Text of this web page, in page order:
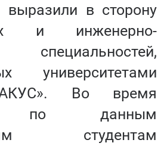
выразили в сторону
и инженерно-
специальностей,
университетами
Во время
по данным
студентам